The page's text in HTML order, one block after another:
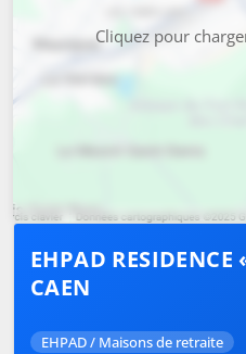
Cliquez pour
EHPAD
CAEN
EHPAD / Maisons de retraite